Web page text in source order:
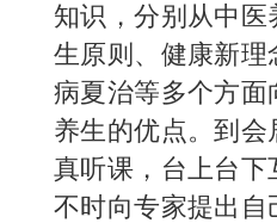
知识，分别从中
生原则、健康新理
病夏治等多个方面
养生的优点。到会
真听课，台上台下
不时向专家提出自